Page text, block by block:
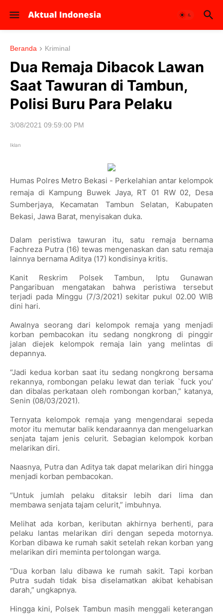
Beranda Kriminal
Dua Remaja Dibacok Lawan
Saat Tawuran di Tambun,
Polisi Buru Para Pelaku
3/08/2021 09:59:00 PM
Iklan
Humas Polres Metro Bekasi - Perkelahian antar kelompok
remaja di Kampung Buwek Jaya, RT 01 RW 02, Desa
Sumberjaya, Kecamatan Tambun Selatan, Kabupaten
Bekasi, Jawa Barat, menyisakan duka.
Dalam peristiwa tawuran itu, satu remaja bernama
Fachreza Putra (16) tewas mengenaskan dan satu remaja
lainnya bernama Aditya (17) kondisinya kritis.
Kanit Reskrim Polsek Tambun, Iptu Gunawan
Pangaribuan mengatakan bahwa peristiwa tersebut
terjadi pada Minggu (7/3/2021) sekitar pukul 02.00 WIB
dini hari.
Awalnya seorang dari kelompok remaja yang menjadi
korban pembacokan itu sedang nongkrong di pinggir
jalan diejek kelompok remaja lain yang melintas di
depannya.
“Jadi kedua korban saat itu sedang nongkrong bersama
rekannya, rombongan pelaku lewat dan teriak `fuck you’
dan dibalas perkataan oleh rombongan korban,” katanya,
Senin (08/03/2021).
Ternyata kelompok remaja yang mengendarai sepeda
motor itu memutar balik kendaraannya dan mengeluarkan
senjata tajam jenis celurit. Sebagian kelompok korban
melarikan diri.
Naasnya, Putra dan Aditya tak dapat melarikan diri hingga
menjadi korban pembacokan.
“Untuk jumlah pelaku ditaksir lebih dari lima dan
membawa senjata tajam celurit,” imbuhnya.
Melihat ada korban, keributan akhirnya berhenti, para
pelaku lantas melarikan diri dengan sepeda motornya.
Korban dibawa ke rumah sakit setelah rekan korban yang
melarikan diri meminta pertolongan warga.
“Dua korban lalu dibawa ke rumah sakit. Tapi korban
Putra sudah tidak bisa diselamatkan akibat kehabisan
darah,” ungkapnya.
Hingga kini, Polsek Tambun masih menggali keterangan